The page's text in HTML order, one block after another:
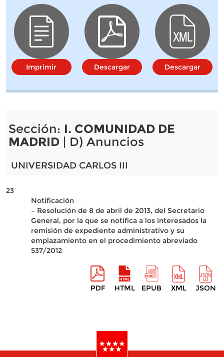
Imprimir Descargar Descargar
Sección: I. COMUNIDAD DE
MADRID| D) Anuncios
UNIVERSIDAD CARLOS III
23
Notificación
– Resolución de 8 de abril de 2013, del Secretario
General, por la que se notifica a los interesados la
remisión de expediente administrativo y su
emplazamiento en el procedimiento abreviado
537/2012
PDF HTML EPUB XML JSON